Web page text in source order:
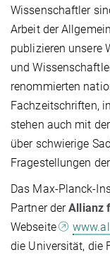
Wissenschaftler
Arbeit der
publizieren unsere
und
renommierten
Fachzeitschriften,
stehen auch mit
über schwierige
Fragestellungen
Das Max-Planck-
Partner derAllianz
Webseite
die Universität, die